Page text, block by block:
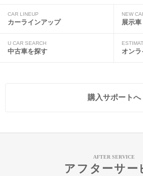
CAR LINEUP
カーラインアップ
NEW
展示
U CAR SEARCH
中古車を探す オンラ
購入サポートへ
AFTER SERVICE
アフターサー